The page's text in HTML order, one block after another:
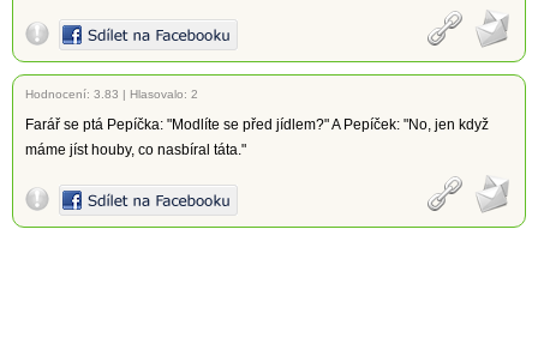
Hodnocení: 3.83 | Hlasovalo: 2
Farář se ptá Pepíčka: "Modlíte se před jídlem?" A Pepíček: "No, jen když
máme jíst houby, co nasbíral táta."